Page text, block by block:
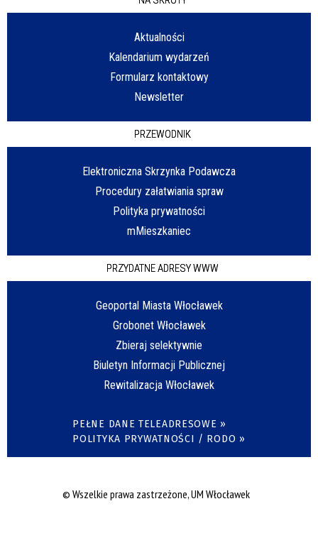
Aktualności
Kalendarium wydarzeń
Formularz kontaktowy
Newsletter
PRZEWODNIK
Elektroniczna Skrzynka Podawcza
Procedury załatwiania spraw
Polityka prywatności
mMieszkaniec
PRZYDATNE ADRESY WWW
Geoportal Miasta Włocławek
Grobonet Włocławek
Zbieraj selektywnie
Biuletyn Informacji Publicznej
Rewitalizacja Włocławek
PEŁNE DANE TELEADRESOWE »
POLITYKA PRYWATNOŚCI / RODO »
© Wszelkie prawa zastrzeżone, UM Włocławek